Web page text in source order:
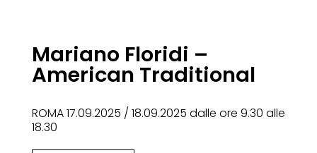
Mariano Floridi –
American Traditional
ROMA 17.09.2025 / 18.09.2025 dalle ore 9.30 alle
18.30